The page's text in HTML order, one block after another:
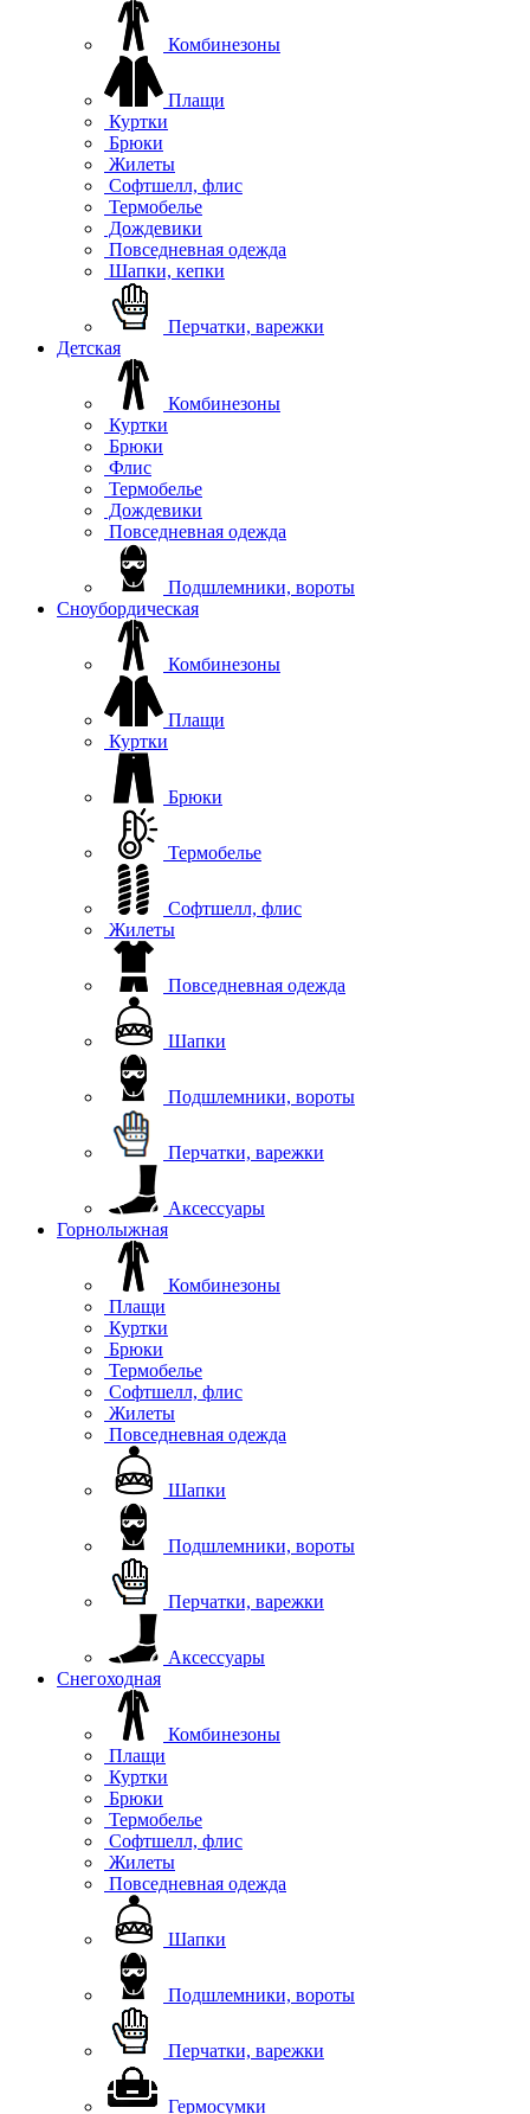
Комбинезоны
Плащи
Куртки
Брюки
Жилеты
Софтшелл, флис
Термобелье
Дождевики
Повседневная одежда
Шапки, кепки
Перчатки, варежки
Детская
Комбинезоны
Куртки
Брюки
Флис
Термобелье
Дождевики
Повседневная одежда
Подшлемники, вороты
Сноубордическая
Комбинезоны
Плащи
Куртки
Брюки
Термобелье
Софтшелл, флис
Жилеты
Повседневная одежда
Шапки
Подшлемники, вороты
Перчатки, варежки
Аксессуары
Горнолыжная
Комбинезоны
Плащи
Куртки
Брюки
Термобелье
Софтшелл, флис
Жилеты
Повседневная одежда
Шапки
Подшлемники, вороты
Перчатки, варежки
Аксессуары
Снегоходная
Комбинезоны
Плащи
Куртки
Брюки
Термобелье
Софтшелл, флис
Жилеты
Повседневная одежда
Шапки
Подшлемники, вороты
Перчатки, варежки
Гермосумки